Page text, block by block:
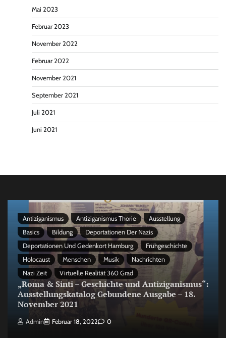
Mai 2023
Februar 2023
November 2022
Februar 2022
November 2021
September 2021
Juli 2021
Juni 2021
Antiziganismus Antiziganismus Thorie
Ausstellung
Basics
Bildung
Deportationen Der Nazis
Deportationen Und Gedenkort Hamburg
Frühgeschichte
Holocaust
Menschen Musik
Nachrichten
Nazi Zeit
Virtuelle Realität 360 Grad
„Roma & Sinti – Geschichte und Antiziganismus“:
Ausstellungskatalog Gebundene Ausgabe – 18.
November 2021
Admin Februar 18, 2022 0